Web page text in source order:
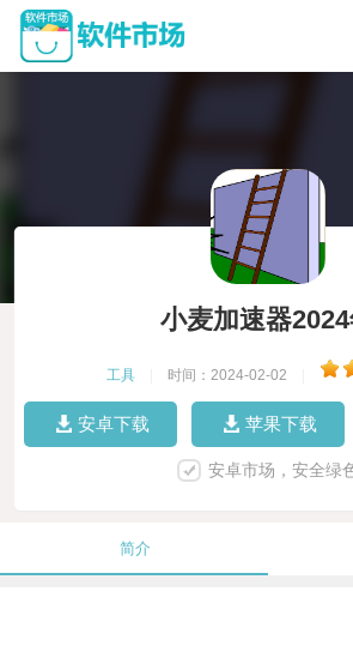
小麦加速器
工具 时间：2024-02-02
安卓下载 苹果下载
安卓市场，安全绿
简介